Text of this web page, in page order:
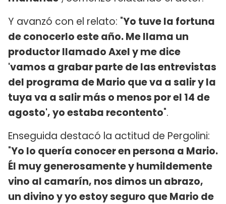
Y avanzó con el relato: "Yo tuve la fortuna
de conocerlo este año. Me llama un
productor llamado Axel y me dice
'vamos a grabar parte de las entrevistas
del programa de Mario que va a salir y la
tuya va a salir más o menos por el 14 de
agosto', yo estaba recontento".
Enseguida destacó la actitud de Pergolini:
"Yo lo quería conocer en persona a Mario.
Él muy generosamente y humildemente
vino al camarín, nos dimos un abrazo,
un divino y yo estoy seguro que Mario de